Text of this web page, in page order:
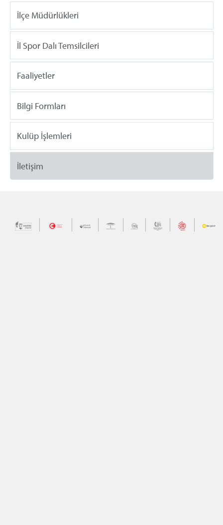
İlçe Müdürlükleri
İl Spor Dalı Temsilcileri
Faaliyetler
Bilgi Formları
Kulüp İşlemleri
İletişim